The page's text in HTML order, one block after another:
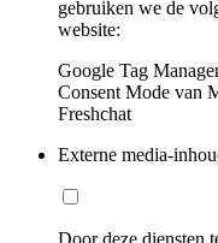
gebruiken we de
website:
Google Tag
Consent Mode van
Freshchat
Externe media-
Door deze diensten